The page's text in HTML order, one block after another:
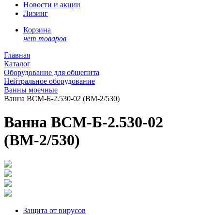
Новости и акции
Лизинг
Корзина
нет товаров
Главная
Каталог
Оборудование для общепита
Нейтральное оборудование
Ванны моечные
Ванна ВСМ-Б-2.530-02 (ВМ-2/530)
Ванна ВСМ-Б-2.530-02
(ВМ-2/530)
Защита от вирусов